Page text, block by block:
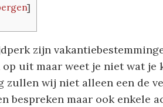
]
zijn
uit maar weet je niet wat je
zullen wij niet alleen een de
bespreken maar ook enkele